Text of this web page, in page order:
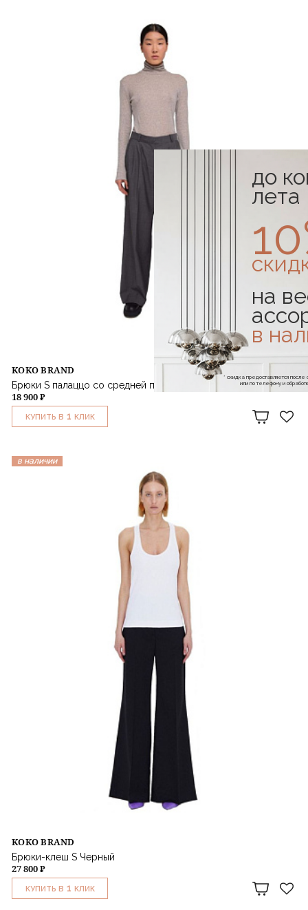
KOKO BRAND
Брюки S палаццо со средней посадкой
18 900 ₽
КУПИТЬ В 1 КЛИК
в наличии
KOKO BRAND
Брюки-клеш S Черный
27 800 ₽
КУПИТЬ В 1 КЛИК
до
лета
на
в
* скидка предоставляется
или по телефону и